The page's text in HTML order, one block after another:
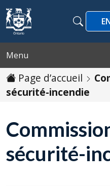
Passer au contenu
Recherche
Menu
Page d’accueil
sécurité-incendie
sécurité-